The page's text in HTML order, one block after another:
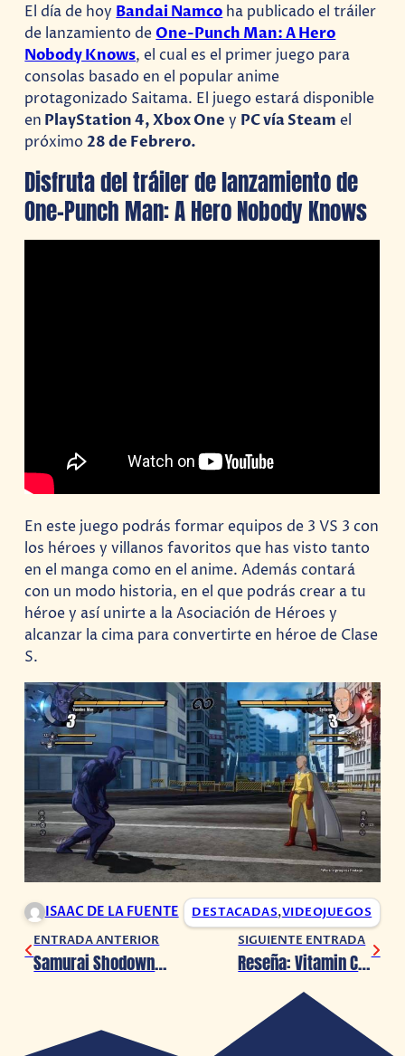
El día de hoy Bandai Namco ha publicado el tráiler
de lanzamiento deOne-Punch Man: A Hero
Nobody Knows, el cual es el primer juego para
consolas basado en el popular anime
protagonizado Saitama. El juego estará disponible
en PlayStation 4, Xbox One y PC vía Steam el
próximo28 de Febrero.
Disfruta del tráiler de lanzamiento de
One-Punch Man: A Hero Nobody Knows
En este juego podrás formar equipos de 3 VS 3 con
los héroes y villanos favoritos que has visto tanto
en el manga como en el anime. Además contará
con un modo historia, en el que podrás crear a tu
héroe y así unirte a la Asociación de Héroes y
alcanzar la cima para convertirte en héroe de Clase
S.
ISAAC DE LA FUENTE DESTACADAS,VIDEOJUEGOS
ENTRADA ANTERIOR
Samurai Shodown ya está disponible en Nintendo Switch
SIGUIENTE ENTRADA
Reseña: Vitamin Connection, diversión a montones